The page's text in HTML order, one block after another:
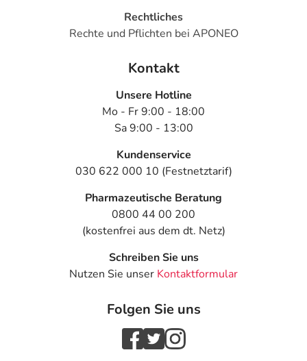
3 Liter lauwarmes Wasser (etwa 38 °C) in eine saubere
1 Esslöffel (15 ml) Myfungar® Medizinisches Fußbad
hinzugeben und die Füße direkt danach ins Wasser
Die Füße rund 20 Minuten im Fußbad belassen und sie
Die Anwendung in der 1. Woche täglich durchführen, in
den 2 Wochen danach jeden 2. Tag. Für langfristig
gesündere Füße empfiehlt sich die Anwendung
mehrmals pro Woche.
Geeignet für Erwachsene ab 18 Jahren.
Die Anwendung während Schwangerschaft und Stillzeit
ist nicht untersucht und wird daher nicht empfohlen.
Kann in seltenen Fällen Hautreizungen verursachen.
Rechtliches
Rechte und Pflichten bei APONEO
Kontakt
Unsere Hotline
Mo - Fr 9:00 - 18:00
Sa 9:00 - 13:00
Kundenservice
030 622 000 10 (Festnetztarif)
Pharmazeutische Beratung
0800 44 00 200
(kostenfrei aus dem dt. Netz)
Schreiben Sie uns
Nutzen Sie unser Kontaktformular
Folgen Sie uns